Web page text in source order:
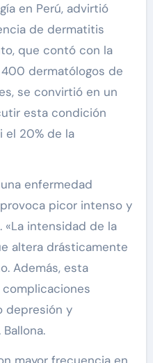
en Perú, advirtió
de dermatitis
que contó con la
dermatólogos de
se convirtió en un
esta condición
el 20% de la
enfermedad
picor intenso y
intensidad de la
altera drásticamente
Además, esta
depresión y